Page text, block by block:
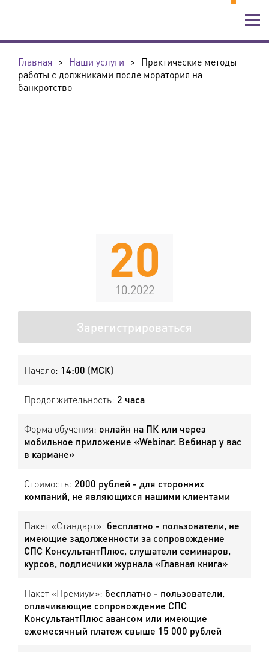
Главная > Наши услуги > Практические методы
работы с должниками после моратория на
банкротство
20
10.2022
Зарегистрироваться
Начало: 14:00 (МСК)
Продолжительность: 2 часа
Форма обучения: онлайн на ПК или через
мобильное приложение «Webinar. Вебинар у вас
в кармане»
Стоимость: 2000 рублей - для сторонних
компаний, не являющихся нашими клиентами
Пакет «Стандарт»: бесплатно - пользователи, не
имеющие задолженности за сопровождение
СПС КонсультантПлюс, слушатели семинаров,
курсов, подписчики журнала «Главная книга»
Пакет «Премиум»: бесплатно - пользователи,
оплачивающие сопровождение СПС
КонсультантПлюс авансом или имеющие
ежемесячный платеж свыше 15 000 рублей